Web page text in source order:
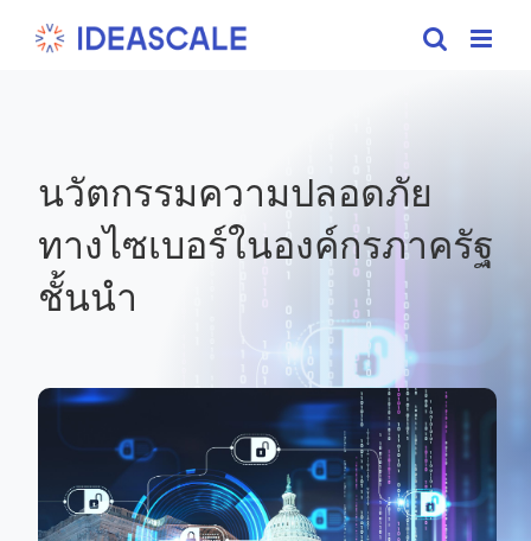
นวัตกรรมความปลอดภัย
ทางไซเบอร์ในองค์กรภาครัฐ
ชั้นนำ